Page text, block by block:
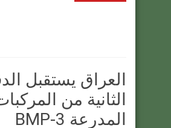
العراق يستقبل
الثانية من
المدرعة BMP-3